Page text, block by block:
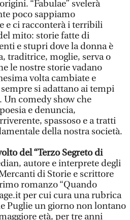
“Fabulae” svelerà
poco sappiamo
e ci racconterà i terribili
mito: storie fatte di
e stupri dove la donna è
traditrice, moglie, serva o
le nostre storie vadano
volta cambiate e
sempre si adattano ai tempi
Un comedy show che
e denuncia,
spassoso e a tratti
della nostra società.
del “Terzo Segreto di
autore e interprete degli
di Storie e scrittore
romanzo “Quando
per cui cura una rubrica
Puglie un giorno non lontano
età, per tre anni